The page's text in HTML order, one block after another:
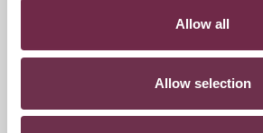
Allow all
Allow selection
Durante i mesi invernali potrai
dotazione), o in alternativa, qualora